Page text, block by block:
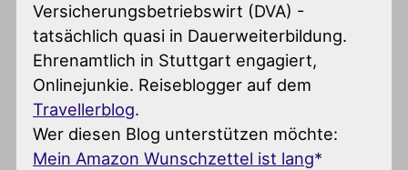
Versicherungsbetriebswirt (DVA) -
tatsächlich quasi in Dauerweiterbildung.
Ehrenamtlich in Stuttgart engagiert,
Onlinejunkie. Reiseblogger auf dem
Travellerblog.
Wer diesen Blog unterstützen möchte:
Mein Amazon Wunschzettel ist lang